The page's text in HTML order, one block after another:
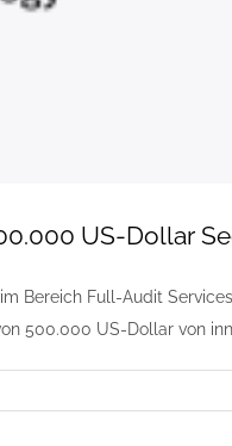
US-Dollar
Bereich Full-Audit
500.000 US-Dollar von